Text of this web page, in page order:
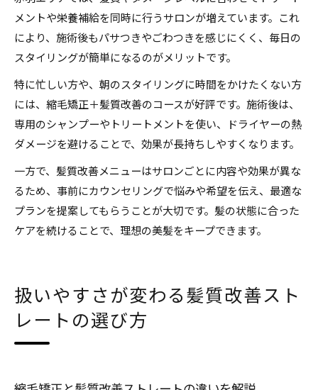
メントや栄養補給を同時に行うサロンが増えています。これ
により、施術後もパサつきやごわつきを感じにくく、毎日の
スタイリングが簡単になるのがメリットです。
特に忙しい方や、朝のスタイリングに時間をかけたくない方
には、縮毛矯正＋髪質改善のコースが好評です。施術後は、
専用のシャンプーやトリートメントを使い、ドライヤーの熱
ダメージを避けることで、効果が長持ちしやすくなります。
一方で、髪質改善メニューはサロンごとに内容や効果が異な
るため、事前にカウンセリングで悩みや希望を伝え、最適な
プランを提案してもらうことが大切です。髪の状態に合った
ケアを続けることで、理想の美髪をキープできます。
扱いやすさが変わる髪質改善スト
レートの選び方